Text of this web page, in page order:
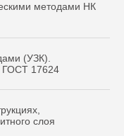
методами НК
(УЗК).
ГОСТ 17624
слоя